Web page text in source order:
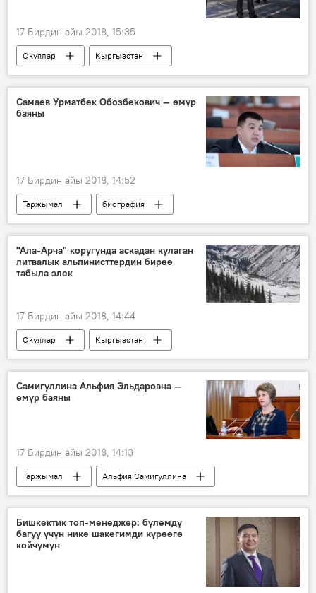
17 Бирдин айы 2018, 15:35
Окуялар
Кыргызстан
Жаңылыктар
Бишкек
ШИИБ
сөөк
аял
Самаев Урматбек Обозбекович — өмүр
баяны
17 Бирдин айы 2018, 14:52
Таржымал
биография
Урмат Самаев
"Ала-Арча" коругунда аскадан кулаган
литвалык альпинисттердин бирөө
табыла элек
17 Бирдин айы 2018, 14:44
Окуялар
Кыргызстан
Жаңылыктар
Ала-Арча капчыгайы
аска
альпинист
Самигуллина Альфия Эльдаровна —
өмүр баяны
17 Бирдин айы 2018, 14:13
Таржымал
Альфия Самигуллина
биография
Бишкектик топ-менеджер: бүлөмдү
багуу үчүн нике шакегимди күрөөгө
койчумун